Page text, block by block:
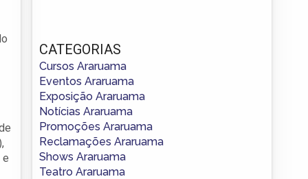
e
CATEGORIAS
Cursos Araruama
Eventos Araruama
Exposição Araruama
Notícias Araruama
Promoções Araruama
Reclamações Araruama
Shows Araruama
Teatro Araruama